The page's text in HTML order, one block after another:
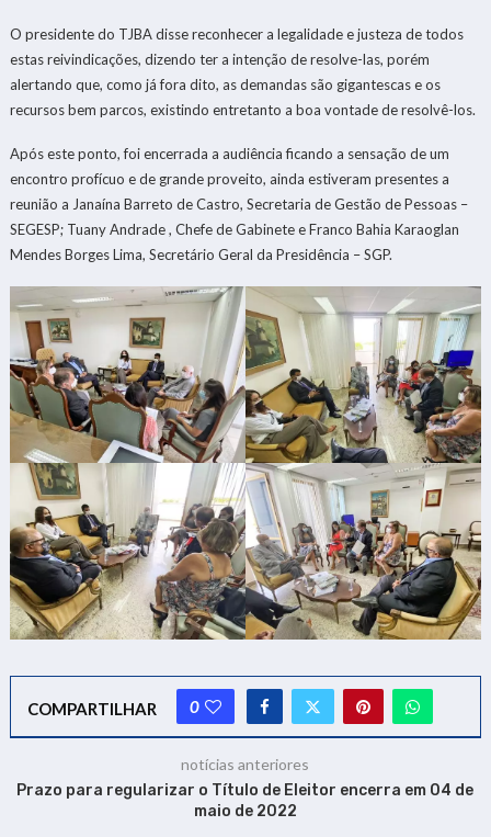
O presidente do TJBA disse reconhecer a legalidade e justeza de todos
estas reivindicações, dizendo ter a intenção de resolve-las, porém
alertando que, como já fora dito, as demandas são gigantescas e os
recursos bem parcos, existindo entretanto a boa vontade de resolvê-los.
Após este ponto, foi encerrada a audiência ficando a sensação de um
encontro profícuo e de grande proveito, ainda estiveram presentes a
reunião a Janaína Barreto de Castro, Secretaria de Gestão de Pessoas –
SEGESP; Tuany Andrade , Chefe de Gabinete e Franco Bahia Karaoglan
Mendes Borges Lima, Secretário Geral da Presidência – SGP.
COMPARTILHAR 0
notícias anteriores
Prazo para regularizar o Título de Eleitor encerra em 04 de
maio de 2022